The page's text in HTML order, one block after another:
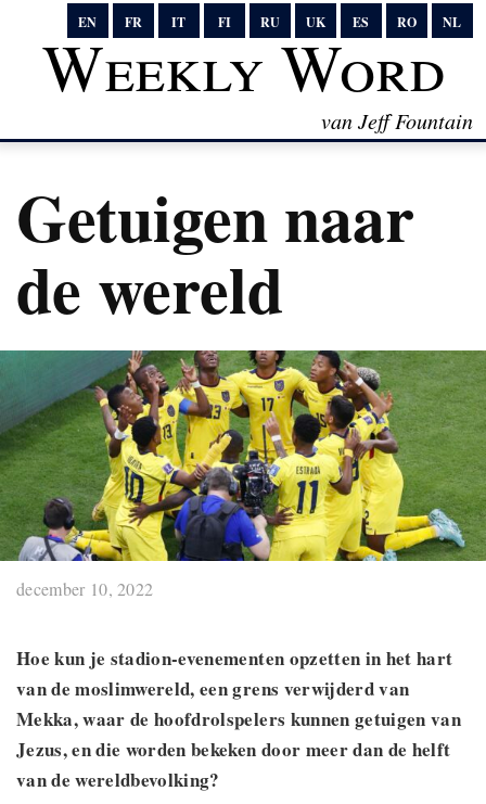
EN FR IT FI RU UK ES RO NL
Weekly Word
van Jeff Fountain
Getuigen naar
de wereld
december 10, 2022
Hoe kun je stadion-evenementen opzetten in het hart
van de moslimwereld, een grens verwijderd van
Mekka, waar de hoofdrolspelers kunnen getuigen van
Jezus, en die worden bekeken door meer dan de helft
van de wereldbevolking?